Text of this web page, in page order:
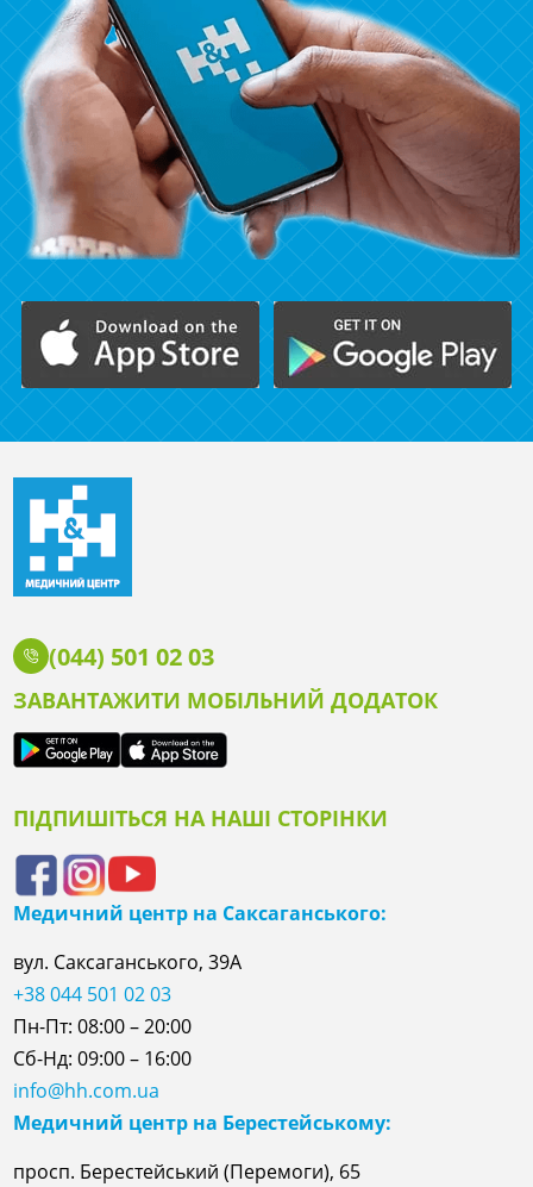
(044) 501 02 03
ЗАВАНТАЖИТИ МОБІЛЬНИЙ ДОДАТОК
ПІДПИШІТЬСЯ НА НАШІ СТОРІНКИ
Медичний центр на Саксаганського:
вул. Саксаганського, 39А
+38 044 501 02 03
Пн-Пт: 08:00 – 20:00
Сб-Нд: 09:00 – 16:00
info@hh.com.ua
Медичний центр на Берестейському:
просп. Берестейський (Перемоги), 65